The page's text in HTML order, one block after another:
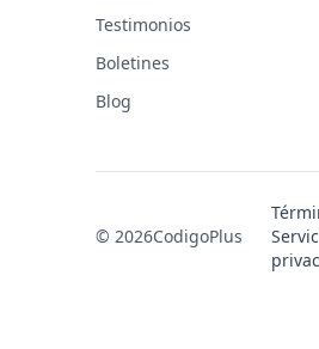
Testimonios
Boletines
Blog
© 2026CodigoPlus